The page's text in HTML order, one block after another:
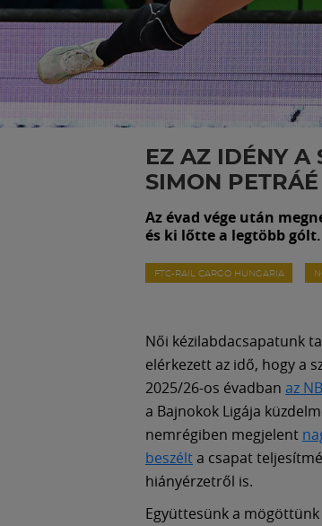
EZ AZ IDÉNY A
SIMON PETRÁÉ
Az évad vége után
és ki lőtte a legtöbb gólt.
FTC-RAIL CARGO HUNGARIA
Női kézilabdacsapatunk
elérkezett az idő, hogy a
2025/26-os évadban az
a Bajnokok Ligája
nemrégiben megjelent
beszélta csapat
hiányérzetről is.
Együttesünk a